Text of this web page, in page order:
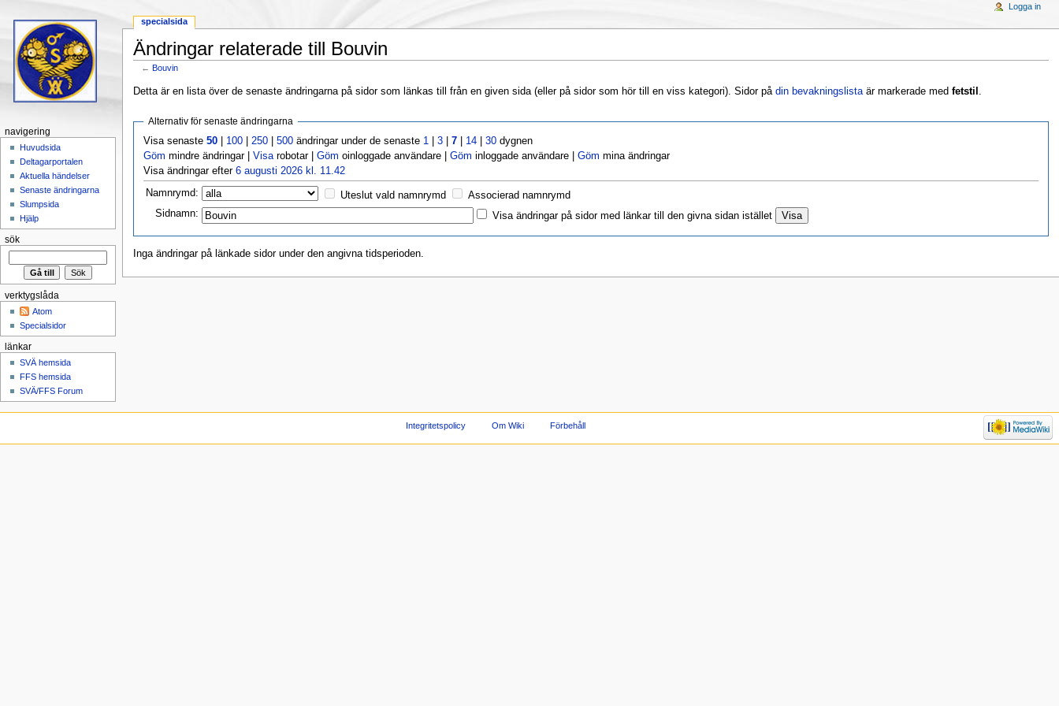
Ändringar relaterade till Bouvin
←Bouvin
Detta är en lista över de senaste ändringarna på sidor som länkas till från en given sida (eller på sidor som hör till en viss kategori). Sidor på din bevakningslistaär markerade med fetstil
Alternativ för senaste ändringarna
Visa senaste50 100 250 |500 ändringar under de senaste 1 |3 |7 14 |30 dygnen
Göm mindre ändringar |Visa robotar |Göm oinloggade användare |Göm inloggade användare |Göm mina ändringar
Visa ändringar efter6 augusti 2026 kl. 11.42
Namnrymd: Uteslut vald namnrymd
Associerad namnrymd
Sidnamn:
Visa ändringar på sidor med länkar till den givna sidan istället
Inga ändringar på länkade sidor under den angivna tidsperioden.
specialsida
Logga in
navigering
Huvudsida
Deltagarportalen
Aktuella händelser
Senaste ändringarna
Slumpsida
Hjälp
sök
verktygslåda
Atom
Specialsidor
länkar
SVÄ hemsida
FFS hemsida
SVÄ/FFS Forum
Integritetspolicy Om Wiki Förbehåll